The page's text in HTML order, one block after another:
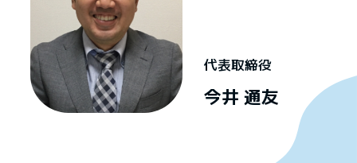
代表取締役
今井 通友